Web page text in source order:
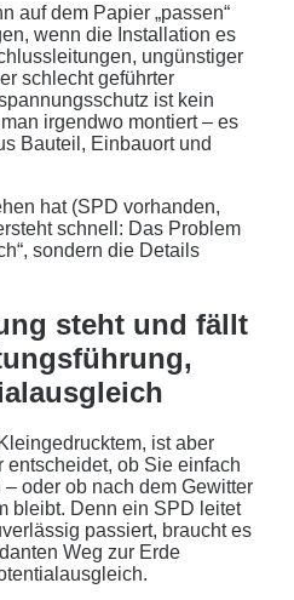
auf dem Papier „passen“
wenn die Installation es
ungünstiger
schlecht geführter
ist kein
irgendwo montiert – es
Bauteil, Einbauort und
hat (SPD vorhanden,
schnell: Das Problem
sondern die Details
steht und fällt
ist aber
entscheidet, ob Sie einfach
oder ob nach dem Gewitter
bleibt. Denn ein SPD leitet
passiert, braucht es
Weg zur Erde